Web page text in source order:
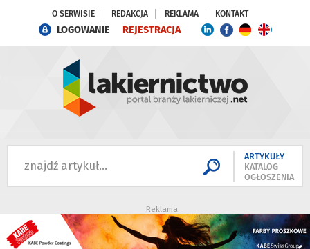
O SERWISIE REDAKCJA REKLAMA KONTAKT
LOGOWANIE REJESTRACJA
ARTYKUŁY
KATALOG
OGŁOSZENIA
Reklama